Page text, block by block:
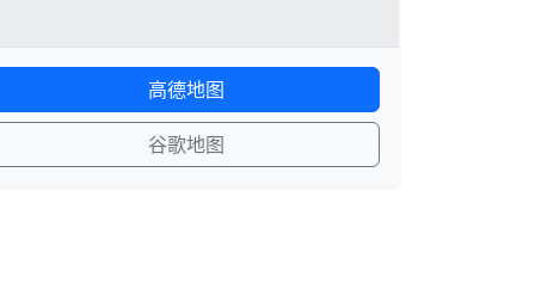
高德地图
谷歌地图